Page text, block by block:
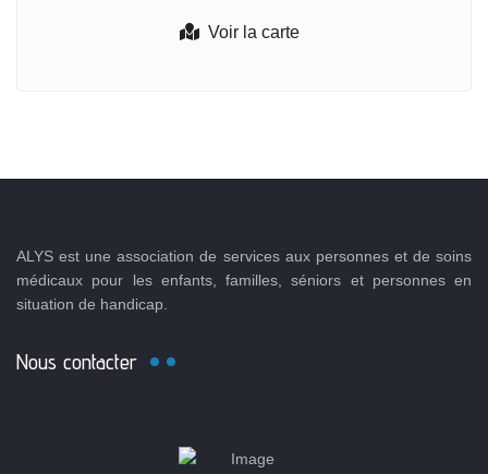
Voir la carte
ALYS est une association de services aux personnes et de soins
médicaux pour les enfants, familles, séniors et personnes en
situation de handicap.
Nous contacter